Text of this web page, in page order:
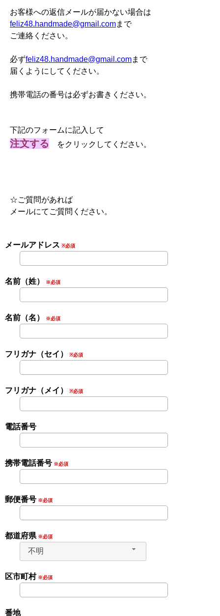
お客様への返信メールが届かない場合は
feliz48.handmade@gmail.comまで
ご連絡ください。
必ずfeliz48.handmade@gmail.comまで
届くようにしてください。
携帯電話の番号は必ずお書きください。
下記のフォームに記入して
注文する をクリックしてください。
☆ご質問があれば
メールにてご質問ください。
メールアドレス ※必須
名前（姓） ※必須
名前（名） ※必須
フリガナ（セイ） ※必須
フリガナ（メイ） ※必須
電話番号
携帯電話番号 ※必須
郵便番号 ※必須
都道府県 ※必須
不明
区市町村 ※必須
番地